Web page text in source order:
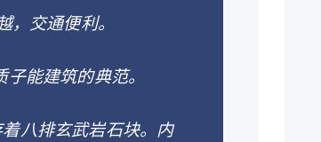
，交通便利。
能建筑的典范。
八排玄武岩石块。内